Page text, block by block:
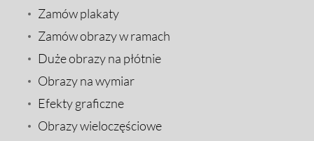
Zamów plakaty
Zamów obrazy w ramach
Duże obrazy na płótnie
Obrazy na wymiar
Efekty graficzne
Obrazy wieloczęściowe